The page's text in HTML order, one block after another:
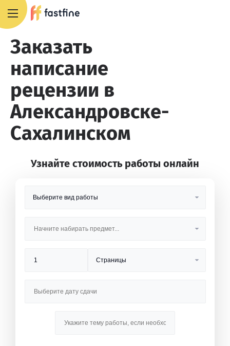
Заказать
написание
рецензии в
Александровске-
Сахалинском
Узнайте стоимость работы онлайн